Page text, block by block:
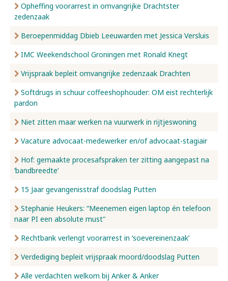
Opheffing voorarrest in omvangrijke Drachtster
zedenzaak
Beroepenmiddag Dbieb Leeuwarden met Jessica Versluis
IMC Weekendschool Groningen met Ronald Knegt
Vrijspraak bepleit omvangrijke zedenzaak Drachten
Softdrugs in schuur coffeeshophouder: OM eist rechterlijk
pardon
Niet zitten maar werken na vuurwerk in rijtjeswoning
Vacature advocaat-medewerker en/of advocaat-stagiair
Hof: gemaakte procesafspraken ter zitting aangepast na
‘bandbreedte’
15 Jaar gevangenisstraf doodslag Putten
Stephanie Heukers: “Meenemen eigen laptop én telefoon
naar PI een absolute must"
Rechtbank verlengt voorarrest in ‘soevereinenzaak’
Verdediging bepleit vrijspraak moord/doodslag Putten
Alle verdachten welkom bij Anker & Anker